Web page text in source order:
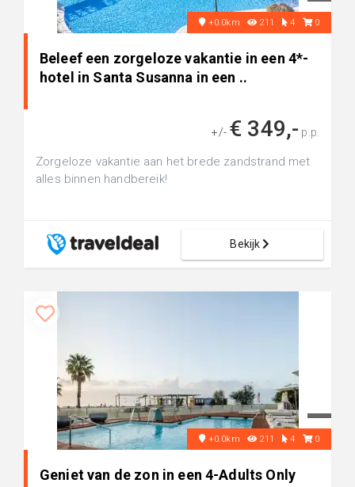
+0.0km 211 4 0
Beleef een zorgeloze vakantie in een 4*-
hotel in Santa Susanna in een ..
+/- € 349,- p.p.
Zorgeloze vakantie aan het brede zandstrand met
alles binnen handbereik!
Bekijk
+0.0km 211 4 0
Geniet van de zon in een 4-Adults Only